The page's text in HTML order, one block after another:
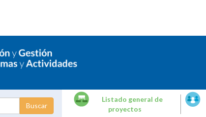
Listado general de
proyectos